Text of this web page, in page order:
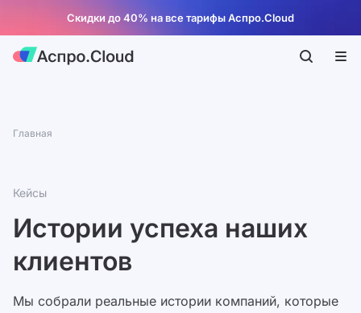
Скидки до 40% на все тарифы Аспро.Cloud
Главная
Кейсы
Истории успеха наших
клиентов
Мы собрали реальные истории компаний, которые